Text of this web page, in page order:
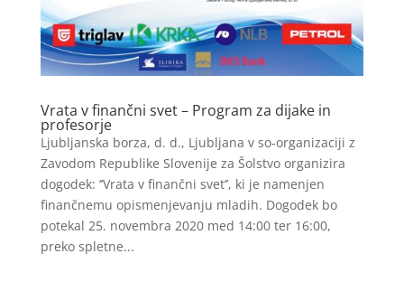
Vrata v finančni svet – Program za dijake in
profesorje
Ljubljanska borza, d. d., Ljubljana v so-organizaciji z
Zavodom Republike Slovenije za Šolstvo organizira
dogodek: ‘’Vrata v finančni svet’’, ki je namenjen
finančnemu opismenjevanju mladih. Dogodek bo
potekal 25. novembra 2020 med 14:00 ter 16:00,
preko spletne...